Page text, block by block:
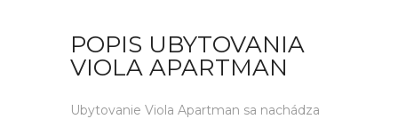
POPIS UBYTOVANIA
VIOLA APARTMAN
Ubytovanie Viola Apartman sa nachádza